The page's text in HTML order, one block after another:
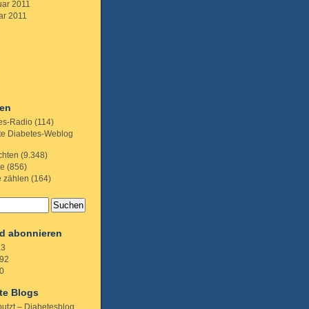
2011
2011
Radio (114)
Diabetes-Weblog
(9.348)
(856)
zählen (164)
abonnieren
Blogs
– Diabetesblog